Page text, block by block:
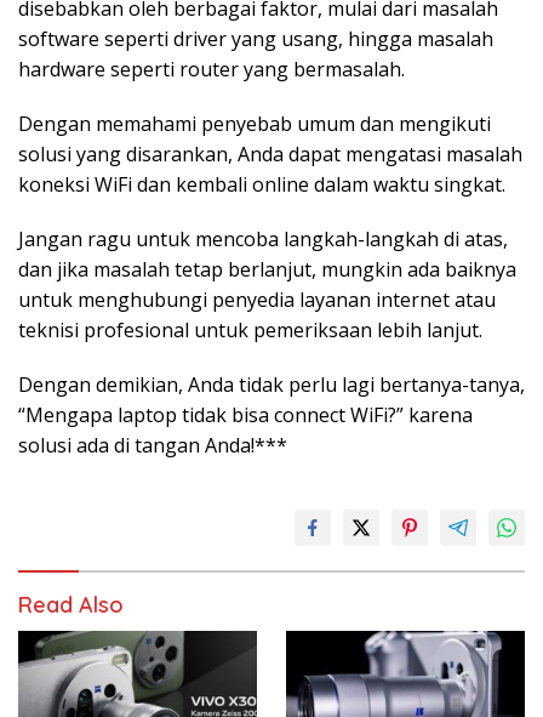
disebabkan oleh berbagai faktor, mulai dari masalah
software seperti driver yang usang, hingga masalah
hardware seperti router yang bermasalah.
Dengan memahami penyebab umum dan mengikuti
solusi yang disarankan, Anda dapat mengatasi masalah
koneksi WiFi dan kembali online dalam waktu singkat.
Jangan ragu untuk mencoba langkah-langkah di atas,
dan jika masalah tetap berlanjut, mungkin ada baiknya
untuk menghubungi penyedia layanan internet atau
teknisi profesional untuk pemeriksaan lebih lanjut.
Dengan demikian, Anda tidak perlu lagi bertanya-tanya,
“Mengapa laptop tidak bisa connect WiFi?” karena
solusi ada di tangan Anda!***
Read Also